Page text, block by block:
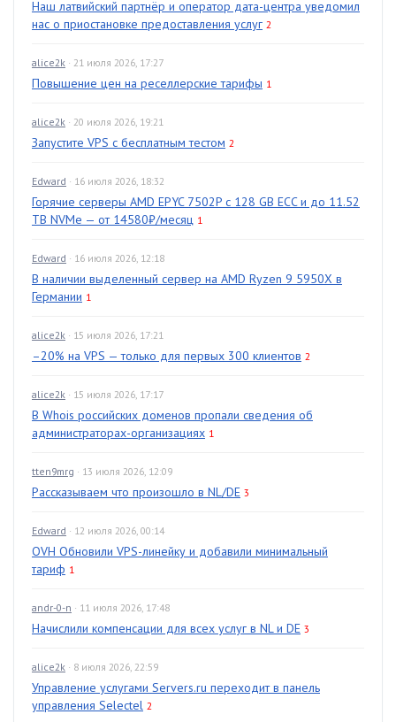
Наш латвийский партнёр и оператор дата-центра уведомил
нас о приостановке предоставления услуг 2
alice2k · 21 июля 2026, 17:27
Повышение цен на реселлерские тарифы 1
alice2k · 20 июля 2026, 19:21
Запустите VPS с бесплатным тестом 2
Edward · 16 июля 2026, 18:32
Горячие серверы AMD EPYC 7502P с 128 GB ECC и до 11.52
TB NVMe — от 14580₽/месяц 1
Edward · 16 июля 2026, 12:18
В наличии выделенный сервер на AMD Ryzen 9 5950X в
Германии 1
alice2k · 15 июля 2026, 17:21
–20% на VPS — только для первых 300 клиентов 2
alice2k · 15 июля 2026, 17:17
В Whois российских доменов пропали сведения об
администраторах-организациях 1
tten9mrg · 13 июля 2026, 12:09
Рассказываем что произошло в NL/DE 3
Edward · 12 июля 2026, 00:14
OVH Обновили VPS-линейку и добавили минимальный
тариф 1
andr-0-n · 11 июля 2026, 17:48
Начислили компенсации для всех услуг в NL и DE 3
alice2k · 8 июля 2026, 22:59
Управление услугами Servers.ru переходит в панель
управления Selectel 2